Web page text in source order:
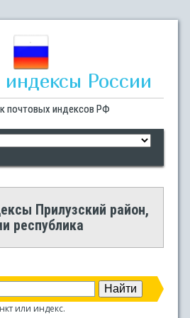
России
почтовых индексов РФ
Прилузский район,
республика
или индекс.